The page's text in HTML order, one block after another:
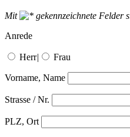
Mit
gekennzeichnete Felder
Anrede
Herr| Frau
Vorname, Name
Strasse / Nr.
PLZ, Ort